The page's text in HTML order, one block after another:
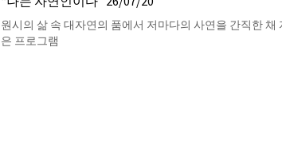
원시의 삶 속 대자연의 품에서 저마다의 사연을 간직한
은 프로그램